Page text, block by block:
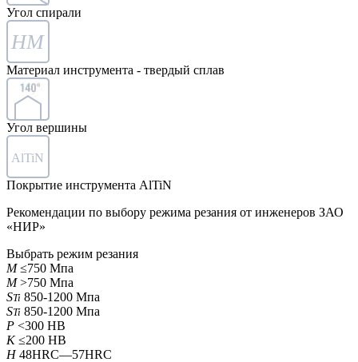
Угол спирали
HM
Материал инструмента - твердый сплав
Угол вершины
AlTiN
Покрытие инструмента AlTiN
Рекомендации по выбору режима резания от инженеров ЗАО
«НИР»
Выбрать режим резания
M ≤750 Мпа
M >750 Мпа
STi 850-1200 Мпа
STi 850-1200 Мпа
P <300 HB
K ≤200 HB
H 48HRC—57HRC